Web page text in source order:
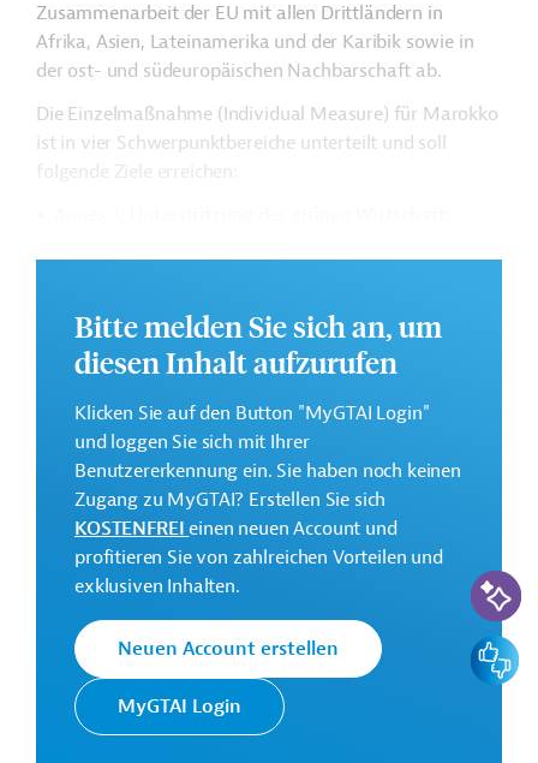
Zusammenarbeit der EU mit allen Drittländern in
Afrika, Asien, Lateinamerika und der Karibik sowie in
der ost- und südeuropäischen Nachbarschaft ab.
Die Einzelmaßnahme (Individual Measure) für Marokko
ist in vier Schwerpunktbereiche unterteilt und soll
folgende Ziele erreichen:
Annex 4: Stärkung offener und innovativer
Partnerschaften.
Weitere Informationen über die Einzelmaßnahme
finden Sie in den Originaldokumenten, die zum
Download bereitstehen.
Bei Fragen wenden Sie sich bitte an das Brüsseler Büro
von Germany Trade & Invest unter projekte@gtai.de.
Gesamtkosten:
168 Millionen Euro
Geberbeitrag:
168 Millionen Euro
Bitte melden Sie sich an, um
diesen Inhalt aufzurufen
Klicken Sie auf den Button "MyGTAI Login"
und loggen Sie sich mit Ihrer
Benutzererkennung ein. Sie haben noch keinen
Zugang zu MyGTAI? Erstellen Sie sich
KOSTENFREIeinen neuen Account und
profitieren Sie von zahlreichen Vorteilen und
exklusiven Inhalten.
Neuen Account erstellen
MyGTAI Login
KI-